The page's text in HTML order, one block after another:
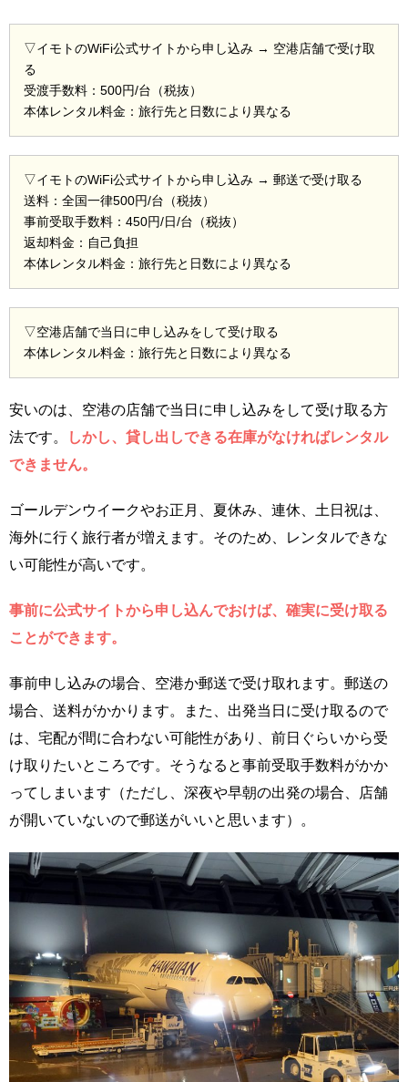
▽イモトのWiFi公式サイトから申し込み → 空港店舗で受け取
る
受渡手数料：500円/台（税抜）
本体レンタル料金：旅行先と日数により異なる
▽イモトのWiFi公式サイトから申し込み → 郵送で受け取る
送料：全国一律500円/台（税抜）
事前受取手数料：450円/日/台（税抜）
返却料金：自己負担
本体レンタル料金：旅行先と日数により異なる
▽空港店舗で当日に申し込みをして受け取る
本体レンタル料金：旅行先と日数により異なる
安いのは、空港の店舗で当日に申し込みをして受け取る方
法です。
しかし、貸し出しできる在庫がなければレンタル
できません。
ゴールデンウイークやお正月、夏休み、連休、土日祝は、
海外に行く旅行者が増えます。そのため、レンタルできな
い可能性が高いです。
事前に公式サイトから申し込んでおけば、確実に受け取る
ことができます。
事前申し込みの場合、空港か郵送で受け取れます。郵送の
場合、送料がかかります。また、出発当日に受け取るので
は、宅配が間に合わない可能性があり、前日ぐらいから受
け取りたいところです。そうなると事前受取手数料がかか
ってしまいます（ただし、深夜や早朝の出発の場合、店舗
が開いていないので郵送がいいと思います）。